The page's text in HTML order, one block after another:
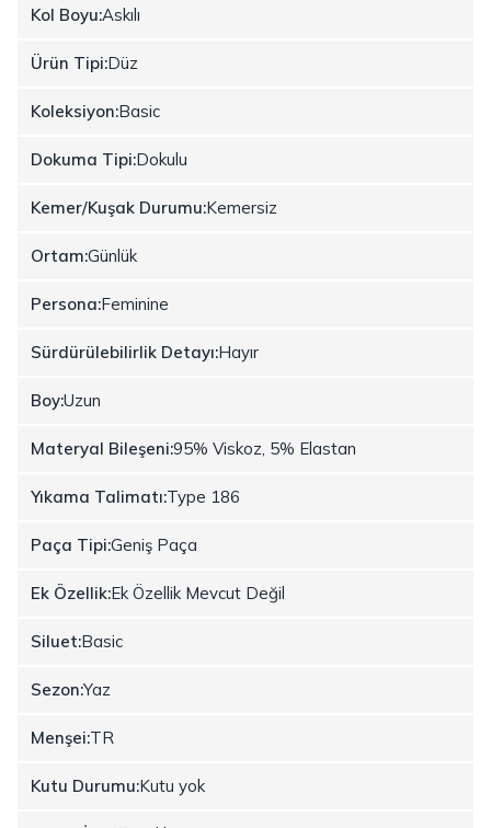
Kol Boyu:Askılı
Ürün Tipi:Düz
Koleksiyon:Basic
Dokuma Tipi:Dokulu
Kemer/Kuşak Durumu:Kemersiz
Ortam:Günlük
Persona:Feminine
Sürdürülebilirlik Detayı:Hayır
Boy:Uzun
Materyal Bileşeni:95% Viskoz, 5% Elastan
Yıkama Talimatı:Type 186
Paça Tipi:Geniş Paça
Ek Özellik:Ek Özellik Mevcut Değil
Siluet:Basic
Sezon:Yaz
Menşei:TR
Kutu Durumu:Kutu yok